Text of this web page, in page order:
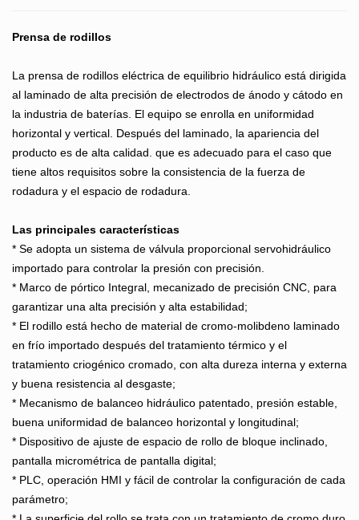
Prensa de rodillos
La prensa de rodillos eléctrica de equilibrio hidráulico está dirigida
al laminado de alta precisión de electrodos de ánodo y cátodo en
la industria de baterías. El equipo se enrolla en uniformidad
horizontal y vertical. Después del laminado, la apariencia del
producto es de alta calidad. que es adecuado para el caso que
tiene altos requisitos sobre la consistencia de la fuerza de
rodadura y el espacio de rodadura.
Las principales características
* Se adopta un sistema de válvula proporcional servohidráulico
importado para controlar la presión con precisión.
* Marco de pórtico Integral, mecanizado de precisión CNC, para
garantizar una alta precisión y alta estabilidad;
* El rodillo está hecho de material de cromo-molibdeno laminado
en frío importado después del tratamiento térmico y el
tratamiento criogénico cromado, con alta dureza interna y externa
y buena resistencia al desgaste;
* Mecanismo de balanceo hidráulico patentado, presión estable,
buena uniformidad de balanceo horizontal y longitudinal;
* Dispositivo de ajuste de espacio de rollo de bloque inclinado,
pantalla micrométrica de pantalla digital;
* PLC, operación HMI y fácil de controlar la configuración de cada
parámetro;